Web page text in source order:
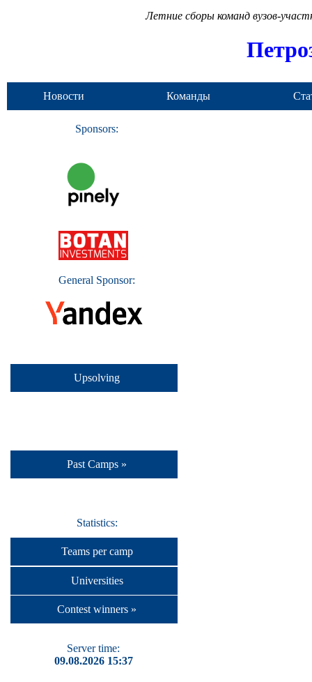
Летние сборы команд вузов-
Новости Команды
Sponsors:
General Sponsor:
Upsolving
Past Camps »
Statistics:
Teams per camp
Universities
Contest winners »
Server time:
09.08.2026 15:37